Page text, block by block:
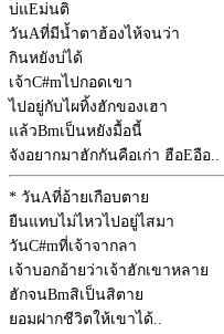
บ่แEม่นติ
วันAที่มีน้ำตาฮ้องไห้จนว่า
กินหยังบ่ได้
เจ้าC#mไปกอดเขา
ไปอยู่กับไผทิ้งฮักของเฮา
แล้วBmเป็นหยังมื้อนี้
จังอยากมาฮักกันคือเก่า ฮือEอือ..
* วันAที่อ้ายเกือบตาย
ยืนแทบไม่ไหวไปอยู่ไสมา
วันC#mที่เจ้าจากลา
เจ้าบอกอ้ายว่าเจ้าฮักเขาหลาย
ฮักจนBmสิเป็นสิตาย
ยอมฝากชีวิตให้เขาได้..